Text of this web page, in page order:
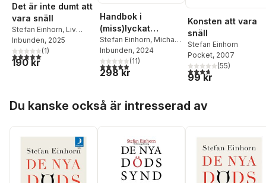
Det är inte dumt att
vara snäll
Stefan Einhorn, Liv
Svirsky
Inbunden, 2025
5,0utav 5 stjärnor. Totalt antal röster:
(1)
190 kr
Handbok i
(miss)lyckat
föräldraskap
Stefan Einhorn, Michael
Einhorn
Inbunden, 2024
4,9utav 5 stjärnor. Totalt antal röster:
(11)
298 kr
Konsten att vara
snäll
Stefan Einhorn
Pocket, 2007
3,7utav 5 stjärnor.
(55)
99 kr
Du kanske också är intresserad av